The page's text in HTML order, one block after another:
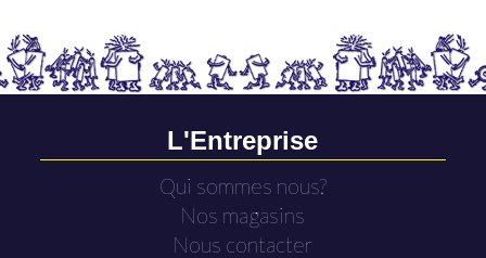
L'Entreprise
Qui sommes nous?
Nos magasins
Nous contacter